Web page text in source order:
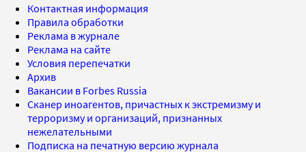
Контактная информация
Правила обработки
Реклама в журнале
Реклама на сайте
Условия перепечатки
Архив
Вакансии в Forbes Russia
Сканер иноагентов, причастных к экстремизму и
терроризму и организаций, признанных
нежелательными
Подписка на печатную версию журнала